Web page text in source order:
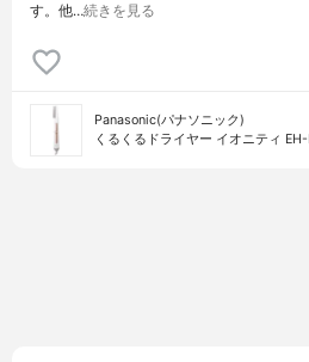
す。他…続きを見る
Panasonic(パナソニック)
くるくるドライヤー イオニティ EH-